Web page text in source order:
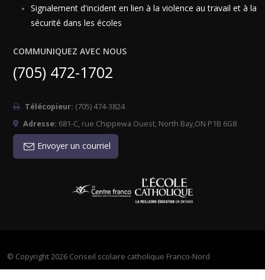
Signalement d'incident en lien à la violence au travail et à la
sécurité dans les écoles
COMMUNIQUEZ AVEC NOUS
(705) 472-1702
Télécopieur: (705) 474-3824
Adresse: 681-C, rue Chippewa Ouest, North Bay,ON P1B 6G8
Envoyer un courriel
© Copyright 2026 Conseil scolaire catholique Franco-Nord